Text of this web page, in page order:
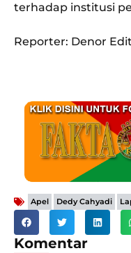
terhadap institusi
Reporter: Denor
Apel Dedy Cahyadi
Komentar